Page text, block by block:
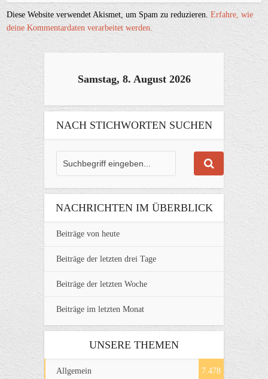
Diese Website verwendet Akismet, um Spam zu reduzieren.Erfahre, wie
deine Kommentardaten verarbeitet werden.
Samstag, 8. August 2026
NACH STICHWORTEN SUCHEN
NACHRICHTEN IM ÜBERBLICK
Beiträge von heute
Beiträge der letzten drei Tage
Beiträge der letzten Woche
Beiträge im letzten Monat
UNSERE THEMEN
Allgemein 7.478